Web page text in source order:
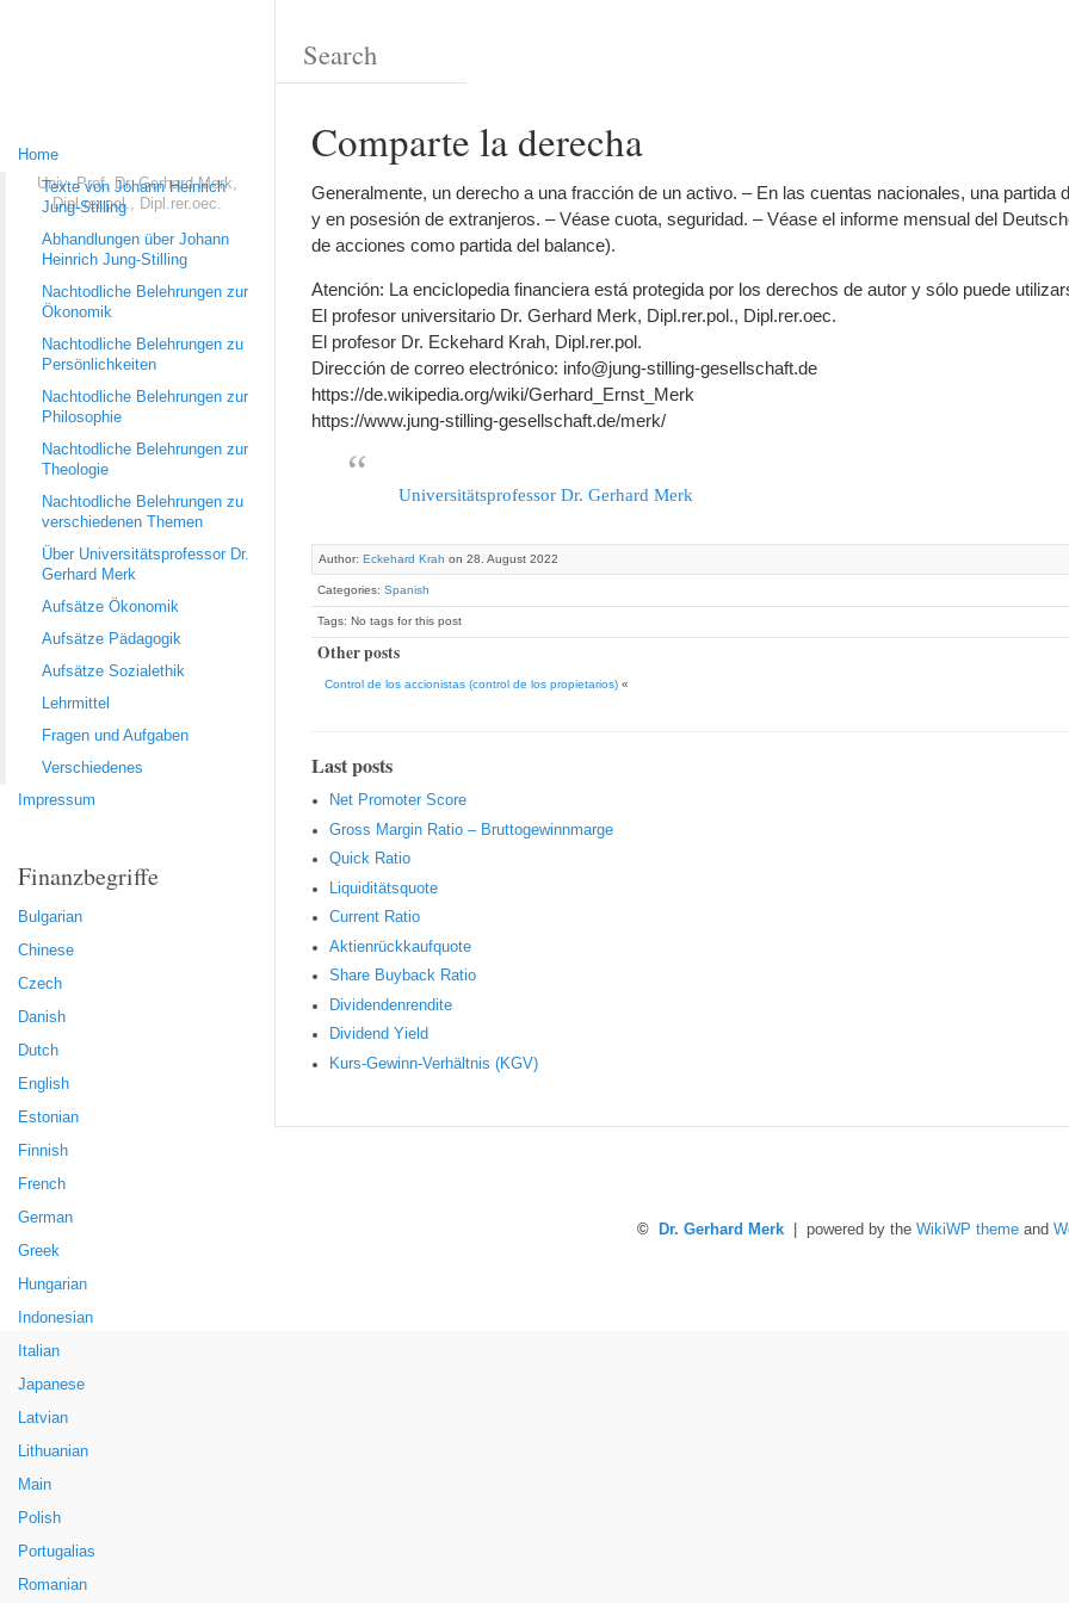
Univ.-Prof. Dr. Gerhard Merk,
Dipl.rer.pol., Dipl.rer.oec.
Home
Texte von Johann Heinrich
Jung-Stilling
Abhandlungen über Johann
Heinrich Jung-Stilling
Nachtodliche Belehrungen zur
Ökonomik
Nachtodliche Belehrungen zu
Persönlichkeiten
Nachtodliche Belehrungen zur
Philosophie
Nachtodliche Belehrungen zur
Theologie
Nachtodliche Belehrungen zu
verschiedenen Themen
Über Universitätsprofessor Dr.
Gerhard Merk
Aufsätze Ökonomik
Aufsätze Pädagogik
Aufsätze Sozialethik
Lehrmittel
Fragen und Aufgaben
Verschiedenes
Impressum
Finanzbegriffe
Bulgarian
Chinese
Czech
Danish
Dutch
English
Estonian
Finnish
French
German
Greek
Hungarian
Indonesian
Italian
Japanese
Latvian
Lithuanian
Main
Polish
Portugalias
Romanian
Comparte la derecha
Generalmente, un derecho a una fracción de un activo. – En las cuentas nacionales, una
y en posesión de extranjeros. – Véase cuota, seguridad. – Véase el informe mensual del
de acciones como partida del balance).
Atención: La enciclopedia financiera está protegida por los derechos de autor y sólo puede
El profesor universitario Dr. Gerhard Merk, Dipl.rer.pol., Dipl.rer.oec.
El profesor Dr. Eckehard Krah, Dipl.rer.pol.
Dirección de correo electrónico: info@jung-stilling-gesellschaft.de
https://de.wikipedia.org/wiki/Gerhard_Ernst_Merk
https://www.jung-stilling-gesellschaft.de/merk/
Universitätsprofessor Dr. Gerhard Merk
Author: Eckehard Krah on 28. August 2022
Categories: Spanish
Tags: No tags for this post
Other posts
Control de los accionistas (control de los propietarios) «
Last posts
Net Promoter Score
Gro ss Margin Ratio – Bruttogewinnmarge
Quic k Ratio
Liquiditätsquote
Current Ratio
Aktienrückkaufquote
Sha re Buyback Ratio
Dividendenrendite
Dividend Yield
Kurs-Gewinn-Verhältnis (KGV)
© Dr. Gerhard Merk | powered by the WikiWP theme and